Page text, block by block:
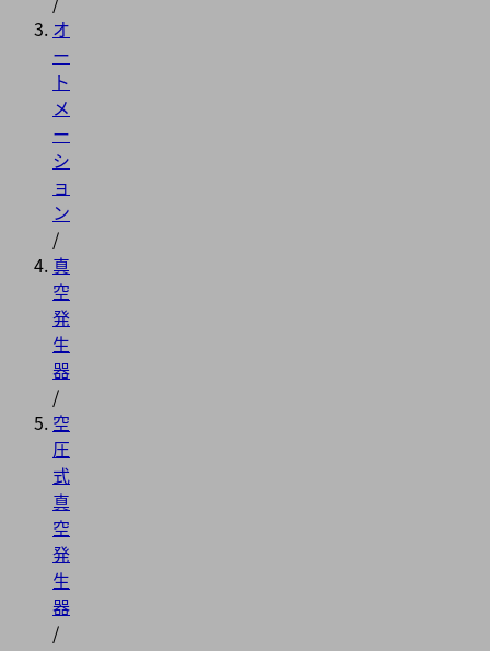
オ
ー
ト
メ
ー
シ
ョ
ン
/
真
空
発
生
器
/
空
圧
式
真
空
発
生
器
/